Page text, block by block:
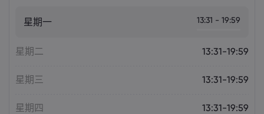
星期一 13:31 - 19:59
星期二 13:31-19:59
星期三 13:31-19:59
星期四 13:31-19:59